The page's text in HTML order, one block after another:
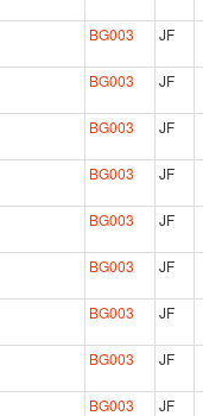
BG003 JF
BG003 JF
BG003 JF
BG003 JF
BG003 JF
BG003 JF
BG003 JF
BG003 JF
BG003 JF